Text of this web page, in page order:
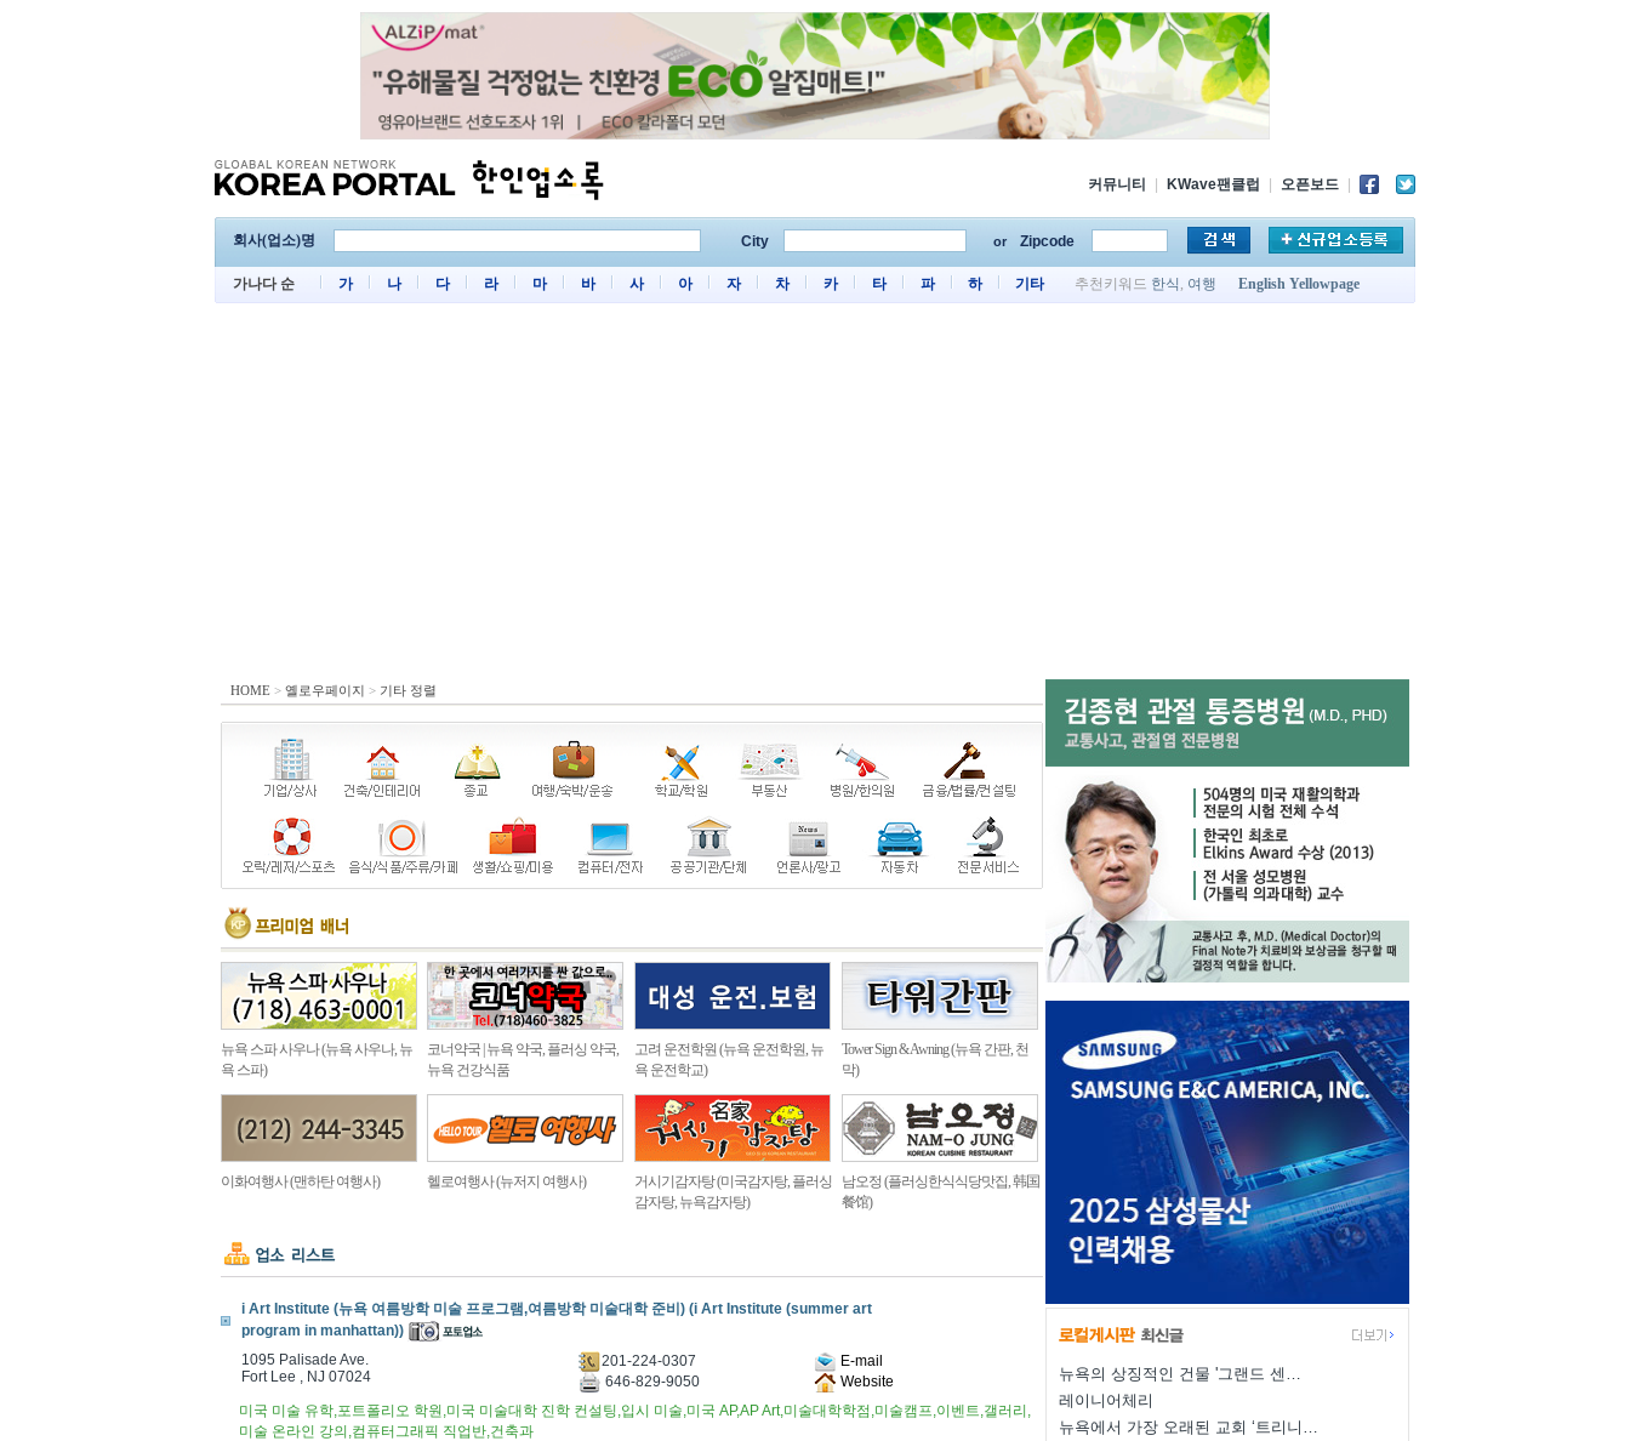
커뮤니티 KWave팬클럽 오픈보드
회사(업소)명 City or Zipcode
가나다 순 가 나 다 라 마 바 사 아 자 차 카 타 파 하 기타 추천키워드 한식 , 여행 English Yellowpage
HOME > 옐로우페이지 > 기타 정렬
뉴욕 스파 사우나 (뉴욕 사우나, 뉴
욕 스파)
코너약국 | 뉴욕 약국, 플러싱 약국,
뉴욕 건강식품
고려 운전학원 (뉴욕 운전학원, 뉴
욕 운전학교)
Tower Sign & Awning (뉴욕 간판, 천
막)
이화여행사 (맨하탄 여행사) 헬로여행사 (뉴저지 여행사)
거시기감자탕 (미국감자탕, 플러싱
감자탕, 뉴욕감자탕)
남오정 (플러싱한식식당맛집, 韩国
餐馆)
i Art Institute (뉴욕 여름방학 미술 프로그램,여름방학 미술대학 준비) (i Art Institute (summer art
program in manhattan))
1095 Palisade Ave.
Fort Lee , NJ 07024
201-224-0307
E-mail
646-829-9050
Website
미국 미술 유학,포트폴리오 학원,미국 미술대학 진학 컨설팅,입시 미술,미국 AP,AP Art,미술대학학점,미술캠프,이벤트,갤러리,
미술 온라인 강의,컴퓨터그래픽 직업반,건축과
뉴욕의 상징적인 건물 '그랜드 센…
레이니어체리
뉴욕에서 가장 오래된 교회 ‘트리니…